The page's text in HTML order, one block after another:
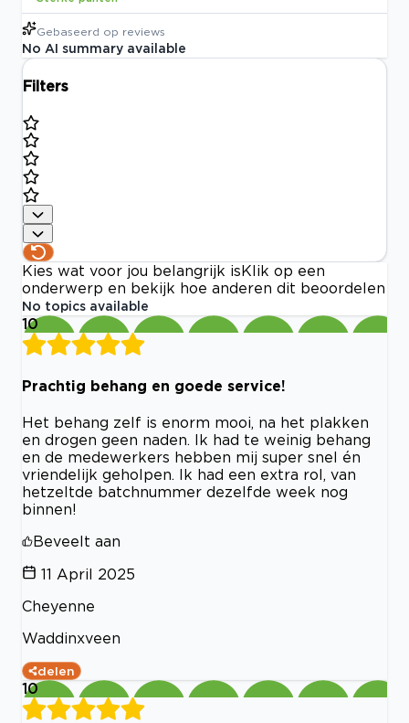
Gebaseerd op reviews
No AI summary available
Filters
Kies wat voor jou belangrijk is Klik op een
onderwerp en bekijk hoe anderen dit beoordelen
No topics available
10
Prachtig behang en goede service!
Het behang zelf is enorm mooi, na het plakken
en drogen geen naden. Ik had te weinig behang
en de medewerkers hebben mij super snel én
vriendelijk geholpen. Ik had een extra rol, van
hetzeltde batchnummer dezelfde week nog
binnen!
Beveelt aan
11 April 2025
Cheyenne
Waddinxveen
delen
10